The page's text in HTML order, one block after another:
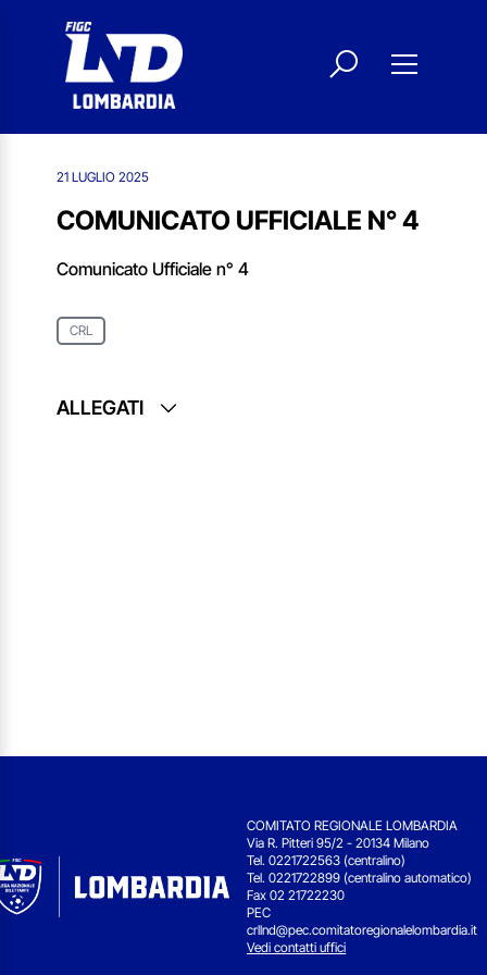
21 LUGLIO 2025
COMUNICATO UFFICIALE N° 4
Comunicato Ufficiale n° 4
CRL
ALLEGATI
COMITATO REGIONALE LOMBARDIA
Via R. Pitteri 95/2 - 20134 Milano
Tel. 0221722563 (centralino)
Tel. 0221722899 (centralino automatico)
Fax 02 21722230
PEC
crllnd@pec.comitatoregionalelombardia.it
Vedi contatti uffici